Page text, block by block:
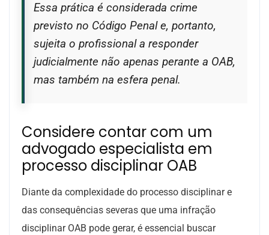
Essa prática é considerada crime
previsto no Código Penal e, portanto,
sujeita o profissional a responder
judicialmente não apenas perante a OAB,
mas também na esfera penal.
Considere contar com um
advogado especialista em
processo disciplinar OAB
Diante da complexidade do processo disciplinar e
das consequências severas que uma infração
disciplinar OAB pode gerar, é essencial buscar